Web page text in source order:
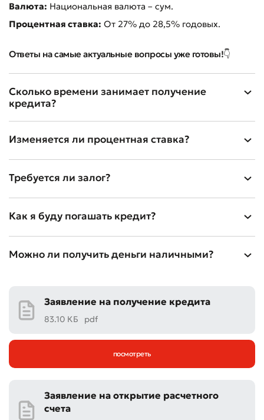
Оставить обращение
* Все поля обязательны для заполнения
Валюта: Национальная валюта – сум.
Процентная ставка: От 27% до 28,5% годовых.
Ответы на самые актуальные вопросы уже готовы!👇
Сколько времени занимает получение
кредита?
Изменяется ли процентная ставка?
Требуется ли залог?
Как я буду погашать кредит?
Можно ли получить деньги наличными?
Заявление на получение кредита
83.10 КБ pdf
посмотреть
Заявление на открытие расчетного
счета